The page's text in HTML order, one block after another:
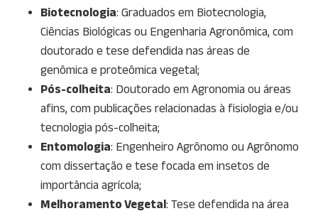
Biotecnologia: Graduados em Biotecnologia,
Ciências Biológicas ou Engenharia Agronômica, com
doutorado e tese defendida nas áreas de
genômica e proteômica vegetal;
Pós-colheita: Doutorado em Agronomia ou áreas
afins, com publicações relacionadas à fisiologia e/ou
tecnologia pós-colheita;
Entomologia: Engenheiro Agrônomo ou Agrônomo
com dissertação e tese focada em insetos de
importância agrícola;
Melhoramento Vegetal: Tese defendida na área